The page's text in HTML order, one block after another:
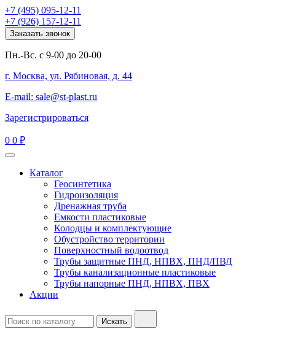
+7 (495) 095-12-11
+7 (926) 157-12-11
Заказать звонок
Пн.-Вс. с 9-00 до 20-00
г. Москва, ул. Рябиновая, д. 44
E-mail: sale@st-plast.ru
Зарегистрироваться
0 0 ₽
Каталог
Геосинтетика
Гидроизоляция
Дренажная труба
Емкости пластиковые
Колодцы и комплектующие
Обустройство территории
Поверхностный водоотвод
Трубы защитные ПНД, НПВХ, ПНД/ПВД
Трубы канализационные пластиковые
Трубы напорные ПНД, НПВХ, ПВХ
Акции